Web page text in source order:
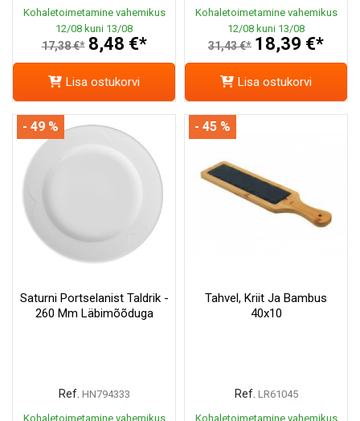
Kohaletoimetamine vahemikus
12/08 kuni 13/08
17,38 €* 8,48 €*
Lisa ostukorvi
Kohaletoimetamine vahemikus
12/08 kuni 13/08
31,43 €* 18,39 €*
Lisa ostukorvi
Saturni Portselanist Taldrik -
260 Mm Läbimõõduga
Ref. HN794333
Kohaletoimetamine vahemikus
- 49 %
Tahvel, Kriit Ja Bambus
40x10
Ref. LR61045
Kohaletoimetamine vahemikus
- 45 %